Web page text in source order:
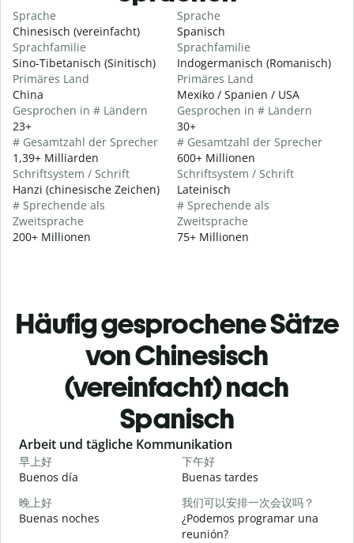
Sprache
Chinesisch (vereinfacht)
Sprachfamilie
Sino-Tibetanisch (Sinitisch)
Primäres Land
China
Gesprochen in # Ländern
23+
# Gesamtzahl der Sprecher
1,39+ Milliarden
Schriftsystem / Schrift
Hanzi (chinesische Zeichen)
# Sprechende als
Zweitsprache
200+ Millionen
Sprache
Spanisch
Sprachfamilie
Indogermanisch (Romanisch)
Primäres Land
Mexiko / Spanien / USA
Gesprochen in # Ländern
30+
# Gesamtzahl der Sprecher
600+ Millionen
Schriftsystem / Schrift
Lateinisch
# Sprechende als
Zweitsprache
75+ Millionen
Häufig gesprochene Sätze
von Chinesisch
(vereinfacht) nach
Spanisch
Slide 1 of 6
Arbeit und tägliche Kommunikation
早上好
Buenos día
下午好
Buenas tardes
晚上好
Buenas noches
我们可以安排一次会议吗？
¿Podemos programar una
reunión?